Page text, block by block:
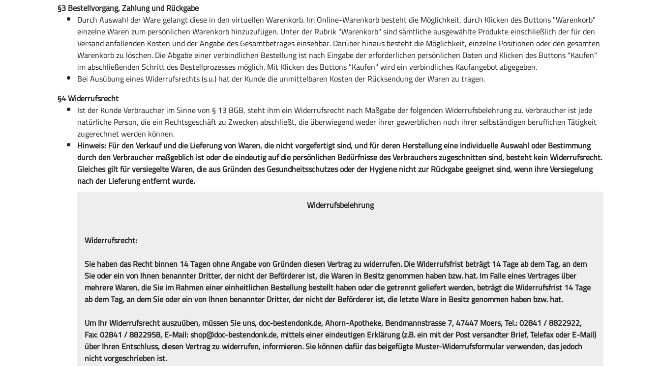
§3 Bestellvorgang, Zahlung und Rückgabe
Durch Auswahl der Ware gelangt diese in den virtuellen Warenkorb. Im Online-Warenkorb besteht die Möglichkeit, durch Klicken des Buttons "Warenkorb"
einzelne Waren zum persönlichen Warenkorb hinzuzufügen. Unter der Rubrik "Warenkorb" sind sämtliche ausgewählte Produkte einschließlich der für den
Versand anfallenden Kosten und der Angabe des Gesamtbetrages einsehbar. Darüber hinaus besteht die Möglichkeit, einzelne Positionen oder den gesamten
Warenkorb zu löschen. Die Abgabe einer verbindlichen Bestellung ist nach Eingabe der erforderlichen persönlichen Daten und Klicken des Buttons "Kaufen"
im abschließenden Schritt des Bestellprozesses möglich. Mit Klicken des Buttons "Kaufen" wird ein verbindliches Kaufangebot abgegeben.
Bei Ausübung eines Widerrufsrechts (s.u.) hat der Kunde die unmittelbaren Kosten der Rücksendung der Waren zu tragen.
§4 Widerrufsrecht
Ist der Kunde Verbraucher im Sinne von § 13 BGB, steht ihm ein Widerrufsrecht nach Maßgabe der folgenden Widerrufsbelehrung zu. Verbraucher ist jede
natürliche Person, die ein Rechtsgeschäft zu Zwecken abschließt, die überwiegend weder ihrer gewerblichen noch ihrer selbständigen beruflichen Tätigkeit
zugerechnet werden können.
Hinweis: Für den Verkauf und die Lieferung von Waren, die nicht vorgefertigt sind, und für deren Herstellung eine individuelle Auswahl oder Bestimmung
durch den Verbraucher maßgeblich ist oder die eindeutig auf die persönlichen Bedürfnisse des Verbrauchers zugeschnitten sind, besteht kein Widerrufsrecht.
Gleiches gilt für versiegelte Waren, die aus Gründen des Gesundheitsschutzes oder der Hygiene nicht zur Rückgabe geeignet sind, wenn ihre Versiegelung
nach der Lieferung entfernt wurde.
Widerrufsbelehrung
Widerrufsrecht:
Sie haben das Recht binnen 14 Tagen ohne Angabe von Gründen diesen Vertrag zu widerrufen. Die Widerrufsfrist beträgt 14 Tage ab dem Tag, an dem
Sie oder ein von Ihnen benannter Dritter, der nicht der Beförderer ist, die Waren in Besitz genommen haben bzw. hat. Im Falle eines Vertrages über
mehrere Waren, die Sie im Rahmen einer einheitlichen Bestellung bestellt haben oder die getrennt geliefert werden, beträgt die Widerrufsfrist 14 Tage
ab dem Tag, an dem Sie oder ein von Ihnen benannter Dritter, der nicht der Beförderer ist, die letzte Ware in Besitz genommen haben bzw. hat.
Um Ihr Widerrufsrecht auszuüben, müssen Sie uns, doc-bestendonk.de, Ahorn-Apotheke, Bendmannstrasse 7, 47447 Moers, Tel.: 02841 / 8822922,
Fax: 02841 / 8822958, E-Mail: shop@doc-bestendonk.de, mittels einer eindeutigen Erklärung (z.B. ein mit der Post versandter Brief, Telefax oder E-Mail)
über Ihren Entschluss, diesen Vertrag zu widerrufen, informieren. Sie können dafür das beigefügte Muster-Widerrufsformular verwenden, das jedoch
nicht vorgeschrieben ist.